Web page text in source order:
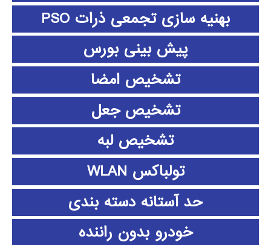
بهنیه سازی تجمعی ذرات PSO
پیش بینی بورس
تشخیص امضا
تشخیص جعل
تشخیص لبه
تولباکس WLAN
حد آستانه دسته بندی
خودرو بدون راننده